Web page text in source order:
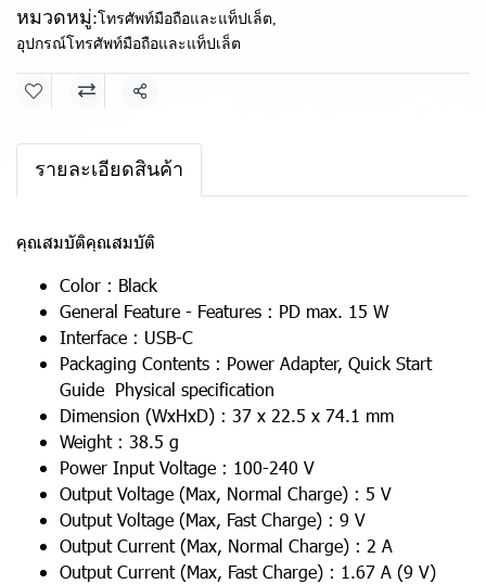
หมวดหมู่: โทรศัพท์มือถือและแท็ปเล็ต,
อุปกรณ์โทรศัพท์มือถือและแท็ปเล็ต
แชร์
รายละเอียดสินค้า
คุณสมบัติคุณสมบัติ
Color : Black
General Feature - Features : PD max. 15 W
Interface : USB-C
Packaging Contents : Power Adapter, Quick Start
Guide Physical specification
Dimension (WxHxD) : 37 x 22.5 x 74.1 mm
Weight : 38.5 g
Power Input Voltage : 100-240 V
Output Voltage (Max, Normal Charge) : 5 V
Output Voltage (Max, Fast Charge) : 9 V
Output Current (Max, Normal Charge) : 2 A
Output Current (Max, Fast Charge) : 1.67 A (9 V)